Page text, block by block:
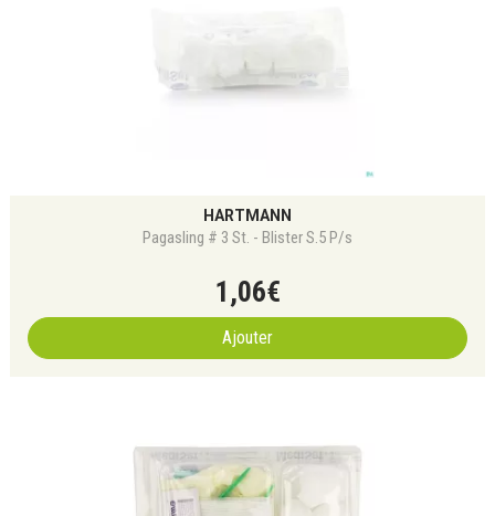
HARTMANN
Pagasling # 3 St. - Blister S.5 P/s
1 ,06€
Ajouter